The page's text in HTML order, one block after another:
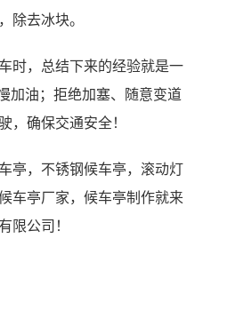
除去冰块。
时，总结下来的经验就是一
加油；拒绝加塞、随意变道
，确保交通安全！
亭，不锈钢候车亭，滚动灯
车亭厂家，候车亭制作就来
限公司！